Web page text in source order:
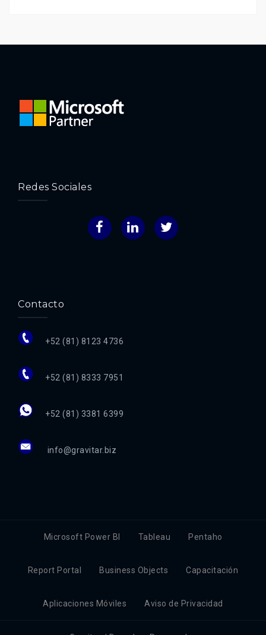
Redes Sociales
FacebookLinkedInTwitter
Contacto
+52 (81) 8123 4736
+52 (81) 8333 7951
+52 (81) 3381 6399
info@gravitar.biz
Microsoft Power BI Tableau Pentaho
Report Portal Business Objects Capacitación
Aplicaciones Móviles Aviso de Privacidad